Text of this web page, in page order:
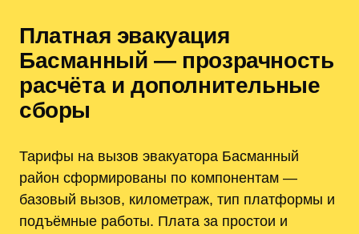
Платная эвакуация
Басманный — прозрачность
расчёта и дополнительные
сборы
Тарифы на вызов эвакуатора Басманный
район сформированы по компонентам —
базовый вызов, километраж, тип платформы и
подъёмные работы. Плата за простои и